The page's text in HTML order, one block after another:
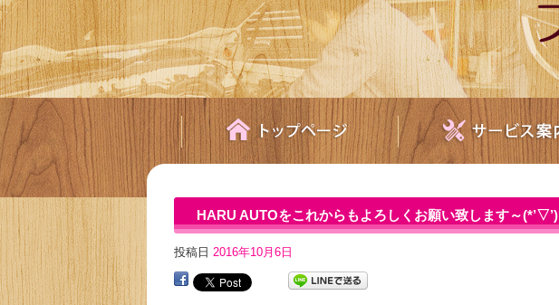
HARU AUTOをこれからもよろしくお願い致します～(*’▽’)
投稿日 2016年10月6日